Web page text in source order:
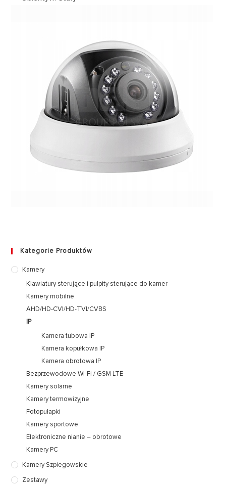
Kategorie Produktów
Kamery
Klawiatury sterujące i pulpity sterujące do kamer
Kamery mobilne
AHD/HD-CVI/HD-TVI/CVBS
IP
Kamera tubowa IP
Kamera kopułkowa IP
Kamera obrotowa IP
Bezprzewodowe Wi-Fi / GSM LTE
Kamery solarne
Kamery termowizyjne
Fotopułapki
Kamery sportowe
Elektroniczne nianie – obrotowe
Kamery PC
Kamery Szpiegowskie
Zestawy